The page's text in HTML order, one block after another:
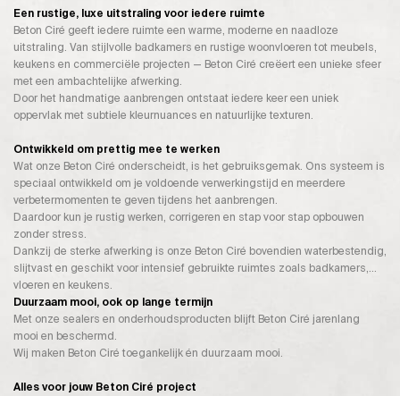
Een rustige, luxe uitstraling voor iedere ruimte
Beton Ciré geeft iedere ruimte een warme, moderne en naadloze
uitstraling. Van stijlvolle badkamers en rustige woonvloeren tot meubels,
keukens en commerciële projecten — Beton Ciré creëert een unieke sfeer
met een ambachtelijke afwerking.
Door het handmatige aanbrengen ontstaat iedere keer een uniek
oppervlak met subtiele kleurnuances en natuurlijke texturen.
Ontwikkeld om prettig mee te werken
Wat onze Beton Ciré onderscheidt, is het gebruiksgemak. Ons systeem is
speciaal ontwikkeld om je voldoende verwerkingstijd en meerdere
verbetermomenten te geven tijdens het aanbrengen.
Daardoor kun je rustig werken, corrigeren en stap voor stap opbouwen
zonder stress.
Dankzij de sterke afwerking is onze Beton Ciré bovendien waterbestendig,
slijtvast en geschikt voor intensief gebruikte ruimtes zoals badkamers,
vloeren en keukens.
Duurzaam mooi, ook op lange termijn
Met onze sealers en onderhoudsproducten blijft Beton Ciré jarenlang
mooi en beschermd.
Wij maken Beton Ciré toegankelijk én duurzaam mooi.
Alles voor jouw Beton Ciré project